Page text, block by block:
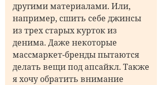
другими материалами. Или,
например, сшить себе джинсы
из трех старых курток из
денима. Даже некоторые
массмаркет-бренды пытаются
делать вещи под апсайкл. Также
я хочу обратить внимание